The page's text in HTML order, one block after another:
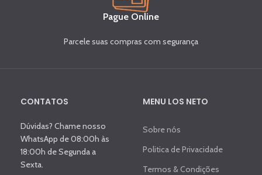
Pague Online
Parcele suas compras com segurança
CONTATOS
Dúvidas? Chame nosso
WhatsApp de 08:00h às
18:00h de Segunda a
Sexta.
MENU LOS NETO
Sobre nós
Politica de Privacidade
Termos & Condições